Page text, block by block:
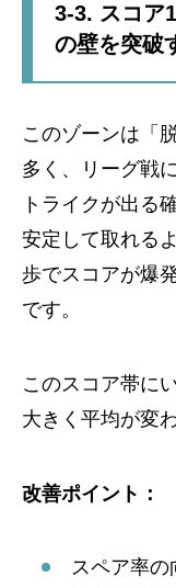
3-3. スコア
の壁を突破
このゾーンは「
多く、リーグ戦
トライクが出る
安定して取れる
歩でスコアが爆
です。
このスコア帯に
大きく平均が変
改善ポイント：
スペア率の